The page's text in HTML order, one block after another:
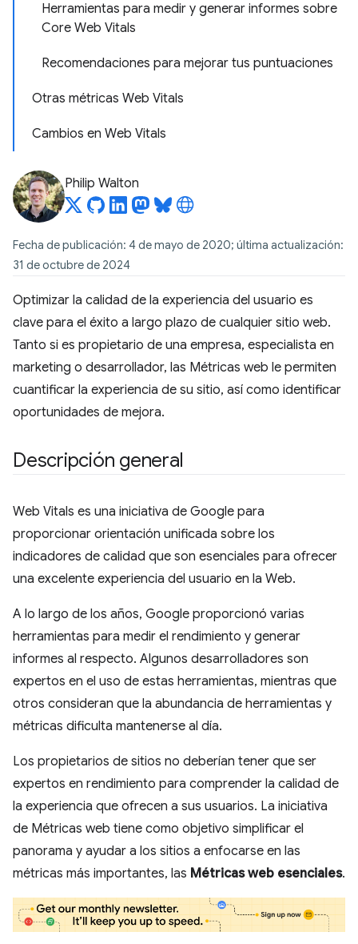
Herramientas para medir y generar informes sobre
Core Web Vitals
Recomendaciones para mejorar tus puntuaciones
Otras métricas Web Vitals
Cambios en Web Vitals
Philip Walton
Fecha de publicación: 4 de mayo de 2020; última actualización:
31 de octubre de 2024
Optimizar la calidad de la experiencia del usuario es
clave para el éxito a largo plazo de cualquier sitio web.
Tanto si es propietario de una empresa, especialista en
marketing o desarrollador, las Métricas web le permiten
cuantificar la experiencia de su sitio, así como identificar
oportunidades de mejora.
Descripción general
Web Vitals es una iniciativa de Google para
proporcionar orientación unificada sobre los
indicadores de calidad que son esenciales para ofrecer
una excelente experiencia del usuario en la Web.
A lo largo de los años, Google proporcionó varias
herramientas para medir el rendimiento y generar
informes al respecto. Algunos desarrolladores son
expertos en el uso de estas herramientas, mientras que
otros consideran que la abundancia de herramientas y
métricas dificulta mantenerse al día.
Los propietarios de sitios no deberían tener que ser
expertos en rendimiento para comprender la calidad de
la experiencia que ofrecen a sus usuarios. La iniciativa
de Métricas web tiene como objetivo simplificar el
panorama y ayudar a los sitios a enfocarse en las
métricas más importantes, las Métricas web esenciales.